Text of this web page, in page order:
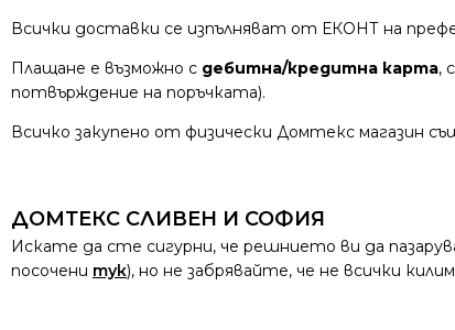
Всички доставки се изпълняват от ЕКОНТ на
Плащане е възможно с дебитна/кредитна карта, с
потвърждение на поръчката).
Всичко закупено от физически Домтекс магазин
ДОМТЕКС СЛИВЕН И СОФИЯ
Искате да сте сигурни, че решнието ви да
посочени тук), но не забрявайте, че не всички